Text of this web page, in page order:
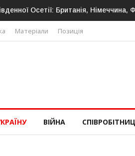
Британія, Німеччина,
Матеріали Позиція
ВІЙНА